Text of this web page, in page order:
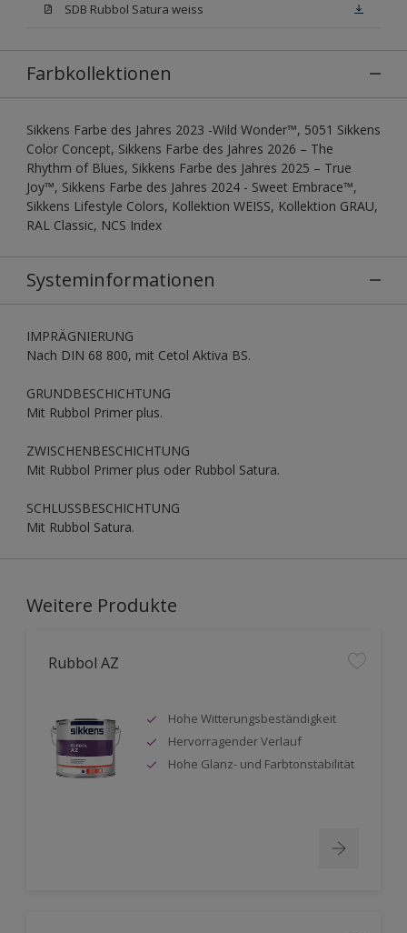
SDB Rubbol Satura weiss
Farbkollektionen
Sikkens Farbe des Jahres 2023 -Wild Wonder™, 5051 Sikkens
Color Concept, Sikkens Farbe des Jahres 2026 – The
Rhythm of Blues, Sikkens Farbe des Jahres 2025 – True
Joy™, Sikkens Farbe des Jahres 2024 - Sweet Embrace™,
Sikkens Lifestyle Colors, Kollektion WEISS, Kollektion GRAU,
RAL Classic, NCS Index
Systeminformationen
IMPRÄGNIERUNG
Nach DIN 68 800, mit Cetol Aktiva BS.
GRUNDBESCHICHTUNG
Mit Rubbol Primer plus.
ZWISCHENBESCHICHTUNG
Mit Rubbol Primer plus oder Rubbol Satura.
SCHLUSSBESCHICHTUNG
Mit Rubbol Satura.
Weitere Produkte
Rubbol AZ
Hohe Witterungsbeständigkeit
Hervorragender Verlauf
Hohe Glanz- und Farbtonstabilität